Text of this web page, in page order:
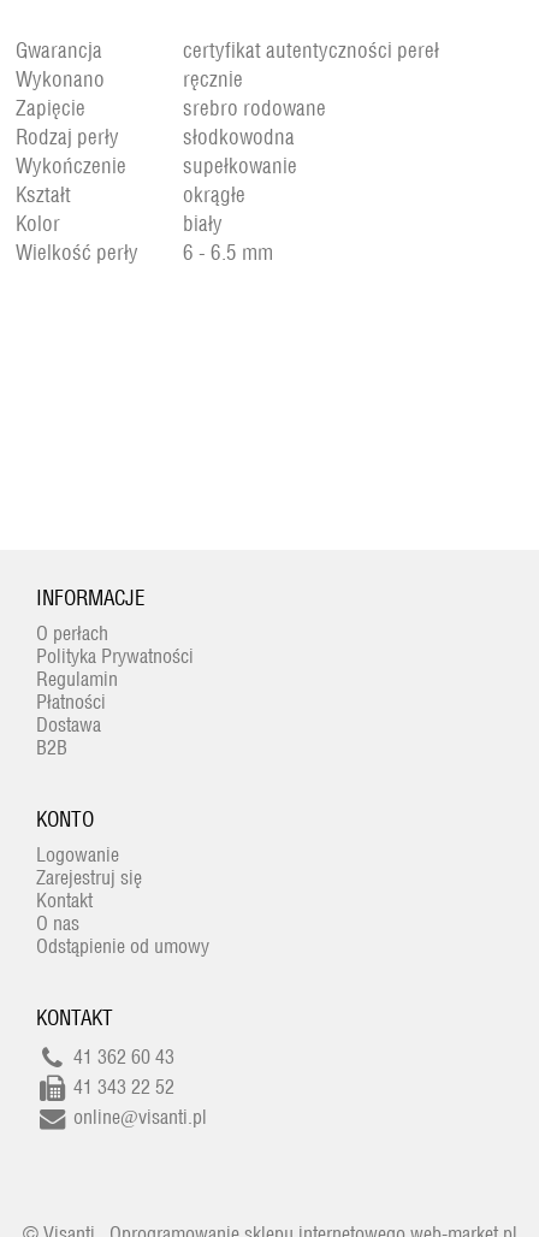
Gwarancja
certyfikat autentyczności pereł
Wykonano
ręcznie
Zapięcie
srebro rodowane
Rodzaj perły
słodkowodna
Wykończenie
supełkowanie
Kształt
okrągłe
Kolor
biały
Wielkość perły
6 - 6.5 mm
INFORMACJE
O perłach
Polityka Prywatności
Regulamin
Płatności
Dostawa
B2B
KONTO
Logowanie
Zarejestruj się
Kontakt
O nas
Odstąpienie od umowy
KONTAKT
41 362 60 43
41 343 22 52
online@visanti.pl